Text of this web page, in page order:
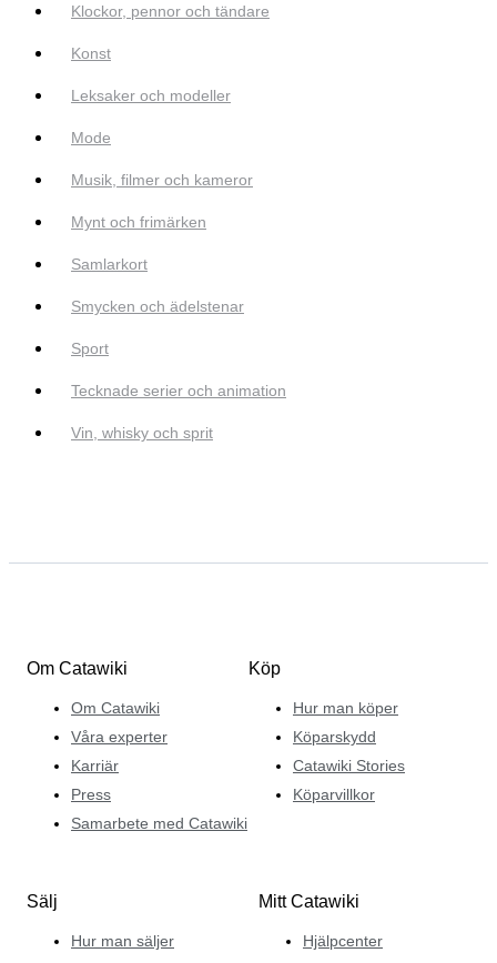
Klockor, pennor och tändare
Konst
Leksaker och modeller
Mode
Musik, filmer och kameror
Mynt och frimärken
Samlarkort
Smycken och ädelstenar
Sport
Tecknade serier och animation
Vin, whisky och sprit
Om Catawiki
Om Catawiki
Våra experter
Karriär
Press
Samarbete med Catawiki
Köp
Hur man köper
Köparskydd
Catawiki Stories
Köparvillkor
Sälj
Hur man säljer
Mitt Catawiki
Hjälpcenter